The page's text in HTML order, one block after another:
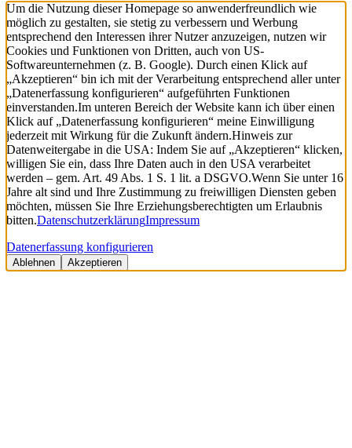
Um die Nutzung dieser Homepage so anwenderfreundlich wie
möglich zu gestalten, sie stetig zu verbessern und Werbung
entsprechend den Interessen ihrer Nutzer anzuzeigen, nutzen wir
Cookies und Funktionen von Dritten, auch von US-
Softwareunternehmen (z. B. Google). Durch einen Klick auf
„Akzeptieren“ bin ich mit der Verarbeitung entsprechend aller unter
„Datenerfassung konfigurieren“ aufgeführten Funktionen
einverstanden.Im unteren Bereich der Website kann ich über einen
Klick auf „Datenerfassung konfigurieren“ meine Einwilligung
jederzeit mit Wirkung für die Zukunft ändern.Hinweis zur
Datenweitergabe in die USA: Indem Sie auf „Akzeptieren“ klicken,
willigen Sie ein, dass Ihre Daten auch in den USA verarbeitet
werden – gem. Art. 49 Abs. 1 S. 1 lit. a DSGVO.Wenn Sie unter 16
Jahre alt sind und Ihre Zustimmung zu freiwilligen Diensten geben
möchten, müssen Sie Ihre Erziehungsberechtigten um Erlaubnis
bitten.DatenschutzerklärungImpressum
Datenerfassung konfigurieren
Ablehnen Akzeptieren